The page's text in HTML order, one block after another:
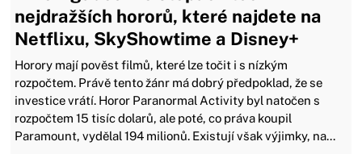
nejdražších hororů, které najdete na
Netflixu, SkyShowtime a Disney+
Horory mají pověst filmů, které lze točit i s nízkým
rozpočtem. Právě tento žánr má dobrý předpoklad, že se
investice vrátí. Horor Paranormal Activity byl natočen s
rozpočtem 15 tisíc dolarů, ale poté, co práva koupil
Paramount, vydělal 194 milionů. Existují však výjimky, na...